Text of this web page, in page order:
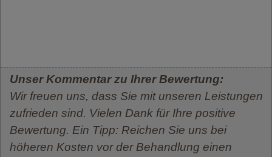
Unser Kommentar zu Ihrer Bewertung:
Wir freuen uns, dass Sie mit unseren Leistungen
zufrieden sind. Vielen Dank für Ihre positive
Bewertung. Ein Tipp: Reichen Sie uns bei
höheren Kosten vor der Behandlung einen